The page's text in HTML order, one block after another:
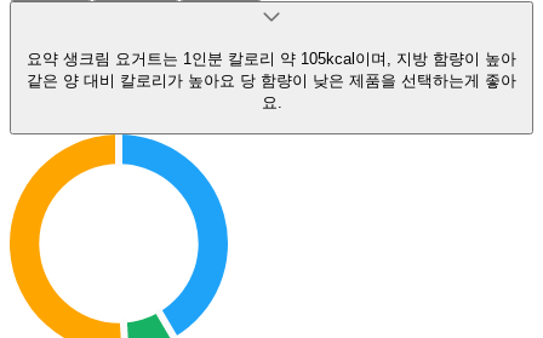
요약 생크림 요거트는 1인분 칼로리 약 105kcal이며, 지방 함량이 높아
같은 양 대비 칼로리가 높아요 당 함량이 낮은 제품을 선택하는게 좋아
요.